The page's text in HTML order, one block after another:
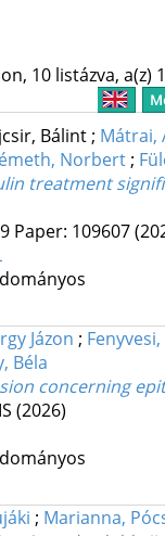
10 listázva, a(z)
Bálint; Mátrai,
Norbert;
treatment
Paper: 109607
Jázon ;
Béla
concerning
(2026)
; Marianna,